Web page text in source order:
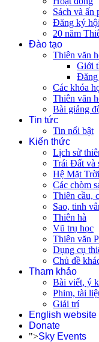
Sách và ấn
Đăng ký
20 năm
Đào tạo
Thiên văn
Giới
Đăng
Các khóa
Thiên văn
Bài giảng
Tin tức
Tin nổi bật
Kiến thức
Lịch sử
Trái Đất và
Hệ Mặt Trời
Các chòm
Thiên cầu,
Sao, tinh
Thiên hà
Vũ trụ học
Thiên văn
Dụng cụ
Chủ đề
Tham khảo
Bài viết, ý
Phim, tài
Giải trí
English website
Donate
">Sky Events